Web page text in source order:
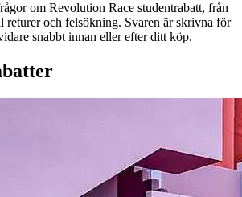
om Revolution Race studentrabatt, från
och felsökning. Svaren är skrivna för
snabbt innan eller efter ditt köp.